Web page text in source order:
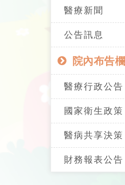
醫療新聞
公告訊息
院內布告欄
醫療行政公告
國家衛生政策
醫病共享決策
財務報表公告